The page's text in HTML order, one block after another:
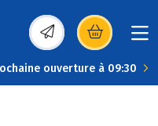
(s’ouvre dans une
ouverture à 09:30